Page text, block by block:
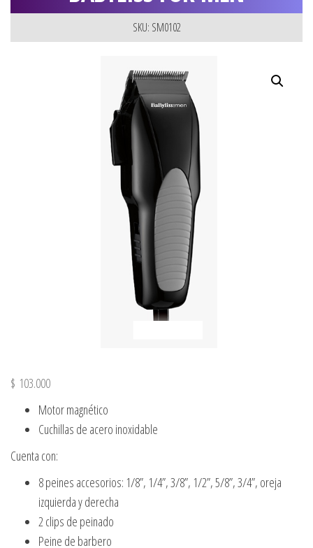
SKU: SM0102
$ 103.000
Motor magnético
Cuchillas de acero inoxidable
Cuenta con:
8 peines accesorios: 1/8”, 1/4”, 3/8”, 1/2”, 5/8”, 3/4”, oreja
izquierda y derecha
2 clips de peinado
Peine de barbero